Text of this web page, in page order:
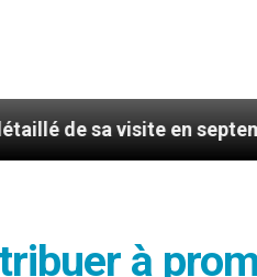
en septembre – 7
à